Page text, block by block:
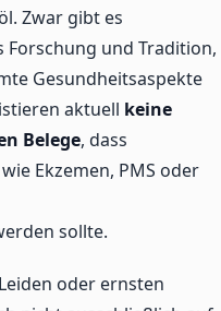
Zwar gibt es
und Tradition,
Gesundheitsaspekte
aktuell keine
Belege, dass
Ekzemen, PMS oder
sollte.
oder ernsten